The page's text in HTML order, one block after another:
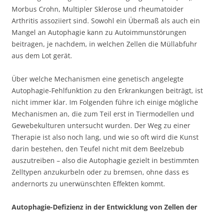
Morbus Crohn, Multipler Sklerose und rheumatoider
Arthritis assoziiert sind. Sowohl ein Übermaß als auch ein
Mangel an Autophagie kann zu Autoimmunstörungen
beitragen, je nachdem, in welchen Zellen die Müllabfuhr
aus dem Lot gerät.
Über welche Mechanismen eine genetisch angelegte
Autophagie-Fehlfunktion zu den Erkrankungen beiträgt, ist
nicht immer klar. Im Folgenden führe ich einige mögliche
Mechanismen an, die zum Teil erst in Tiermodellen und
Gewebekulturen untersucht wurden. Der Weg zu einer
Therapie ist also noch lang, und wie so oft wird die Kunst
darin bestehen, den Teufel nicht mit dem Beelzebub
auszutreiben – also die Autophagie gezielt in bestimmten
Zelltypen anzukurbeln oder zu bremsen, ohne dass es
andernorts zu unerwünschten Effekten kommt.
Autophagie-Defizienz in der Entwicklung von Zellen der